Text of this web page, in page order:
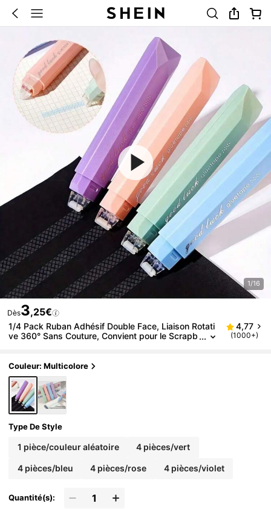
1/16
Dès3,25€
1/4 Pack Ruban Adhésif Double Face, Liaison Rotati
ve 360° Sans Couture, Convient pour le Scrapb
in et les Projets Artistiques
4,77
(1000+)
Couleur: Multicolore
Type De Style
1 pièce/couleur aléatoire 4 pièces/vert
4 pièces/bleu 4 pièces/rose 4 pièces/violet
Quantité(s):